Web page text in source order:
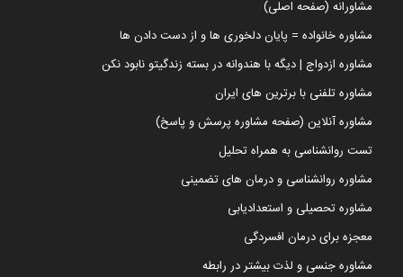
مشاورانه (صفحه اصلی)
مشاوره خانواده = پایان دلخوری ها و از دست دادن ها
مشاوره ازدواج | دیگه با هندوانه در بسته زندگیتو نابود نکن
مشاوره تلفنی با برترین های ایران
مشاوره آنلاین (صفحه مشاوره پرسش و پاسخ)
تست روانشناسی به همراه تحلیل
مشاوره روانشناسی و درمان های تضمینی
مشاوره تحصیلی و استعدادیابی
معجزه برای درمان افسردگی
مشاوره جنسی و لذت بیشتر در رابطه